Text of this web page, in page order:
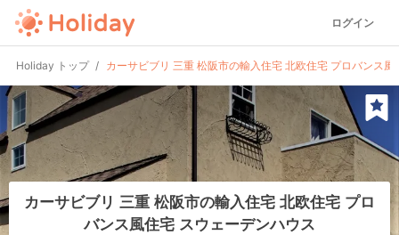
ログイン
Holiday トップ カーサビブリ 三重 松阪市の輸入住宅 北欧住宅 プロバンス
カーサビブリ 三重 松阪市の輸入住宅 北欧住宅 プロ
バンス風住宅 スウェーデンハウス